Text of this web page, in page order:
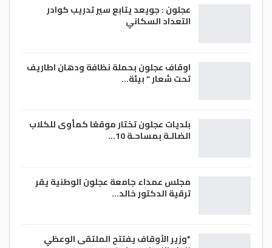
عجلون : جويعد يتابع سير تدريب كوادر
التعداد السكاني
اوقاف عجلون بحملة نظافة ودهان اطاريف
تحت شعار ” بيئة…
بلديات عجلون تختار موقعًا كمأوى للكلاب
الضالـة بمساحـة 10…
مجلس عمداء جامعة عجلون الوطنية يقر
ترقية الدكتور خالد…
*وزير الأوقاف يفتتح الملتقى الوعظي